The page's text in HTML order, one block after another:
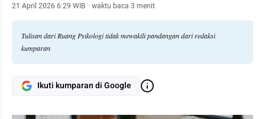
21 April 2026 6:29 WIB · waktu baca 3 menit
Tulisan dari Ruang Psikologi tidak mewakili pandangan dari redaksi
kumparan
Ikuti kumparan di Google